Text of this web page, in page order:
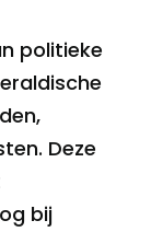
politieke
Deze
bij